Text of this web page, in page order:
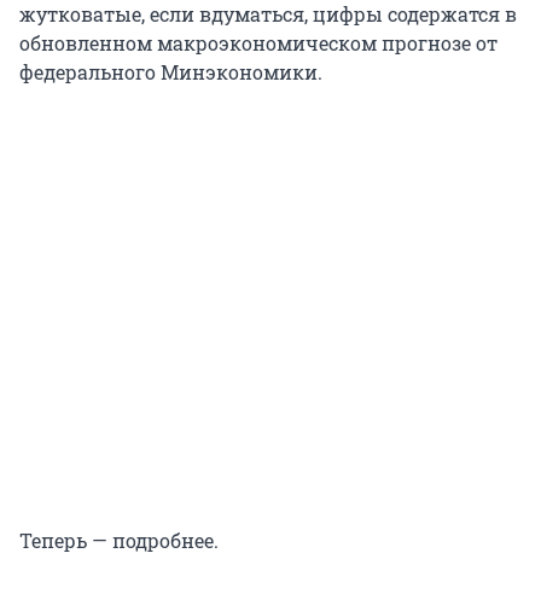
жутковатые, если вдуматься, цифры содержатся в
обновленном макроэкономическом прогнозе от
федерального Минэкономики.
Теперь — подробнее.